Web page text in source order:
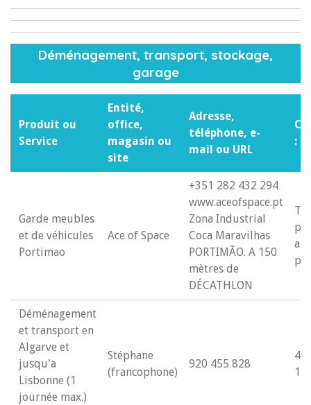
Déménagement, transport, stockage,
garage
Produit ou
Service
Entité,
office,
magasin ou
site
Adresse,
téléphone, e-
mail ou URL
:
Garde meubles
et de véhicules
Portimao
Ace of Space
+351 282 432 294
www.aceofspace.pt
Zona Industrial
Coca Maravilhas
PORTIMÃO. A 150
mètres de
DÉCATHLON
Déménagement
et transport en
Algarve et
jusqu'a
Lisbonne (1
journée max.)
Stéphane
(francophone)
920 455 828
4/
14